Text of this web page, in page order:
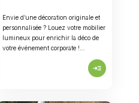
Envie d’une décoration originale et
personnalisée ? Louez votre mobilier
lumineux pour enrichir la déco de
votre événement corporate !…
read_more